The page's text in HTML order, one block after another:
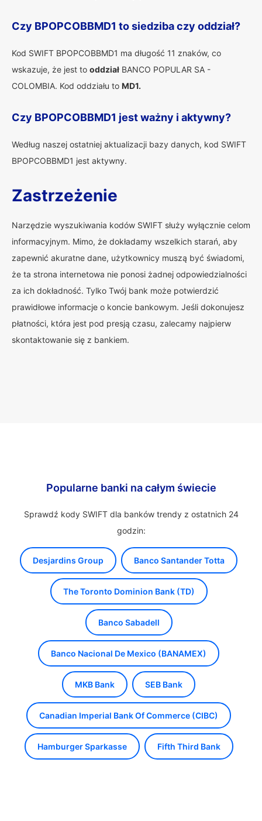
Czy BPOPCOBBMD1 to siedziba czy oddział?
Kod SWIFT BPOPCOBBMD1 ma długość 11 znaków, co
wskazuje, że jest to oddział BANCO POPULAR SA -
COLOMBIA. Kod oddziału to MD1.
Czy BPOPCOBBMD1 jest ważny i aktywny?
Według naszej ostatniej aktualizacji bazy danych, kod SWIFT
BPOPCOBBMD1 jest aktywny.
Zastrzeżenie
Narzędzie wyszukiwania kodów SWIFT służy wyłącznie celom
informacyjnym. Mimo, że dokładamy wszelkich starań, aby
zapewnić akuratne dane, użytkownicy muszą być świadomi,
że ta strona internetowa nie ponosi żadnej odpowiedzialności
za ich dokładność. Tylko Twój bank może potwierdzić
prawidłowe informacje o koncie bankowym. Jeśli dokonujesz
płatności, która jest pod presją czasu, zalecamy najpierw
skontaktowanie się z bankiem.
Popularne banki na całym świecie
Sprawdź kody SWIFT dla banków trendy z ostatnich 24
godzin:
Desjardins Group Banco Santander Totta
The Toronto Dominion Bank (TD)
Banco Sabadell
Banco Nacional De Mexico (BANAMEX)
MKB Bank SEB Bank
Canadian Imperial Bank Of Commerce (CIBC)
Hamburger Sparkasse Fifth Third Bank